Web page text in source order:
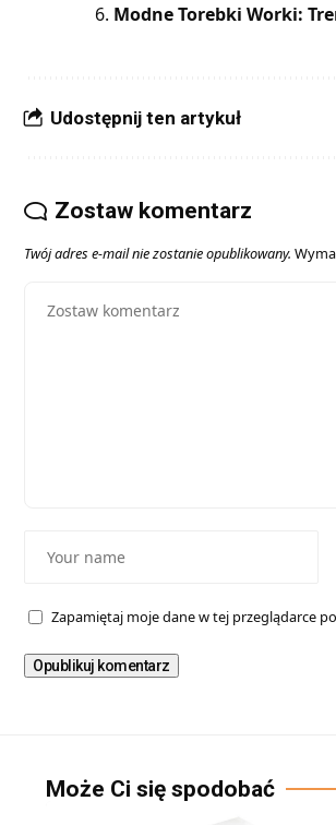
Modne Torebki Worki:
Udostępnij ten artykuł
Zostaw komentarz
Twój adres e-mail nie zostanie opublikowany.
Zapamiętaj moje dane w tej przeglądarce
Może Ci się spodobać